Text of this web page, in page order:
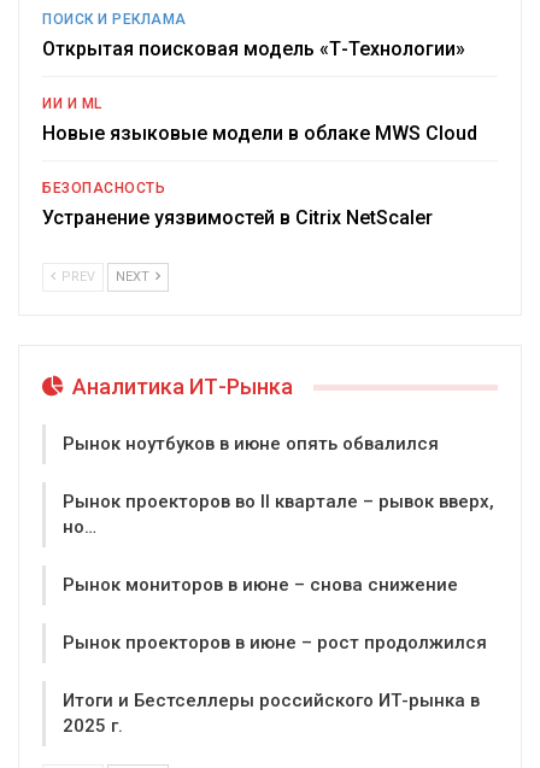
ПОИСК И РЕКЛАМА
Открытая поисковая модель «Т-Технологии»
ИИ И ML
Новые языковые модели в облаке MWS Cloud
БЕЗОПАСНОСТЬ
Устранение уязвимостей в Citrix NetScaler
PREV NEXT
Аналитика ИТ-Рынка
Рынок ноутбуков в июне опять обвалился
Рынок проекторов во II квартале – рывок вверх,
но…
Рынок мониторов в июне – снова снижение
Рынок проекторов в июне – рост продолжился
Итоги и Бестселлеры российского ИТ-рынка в
2025 г.